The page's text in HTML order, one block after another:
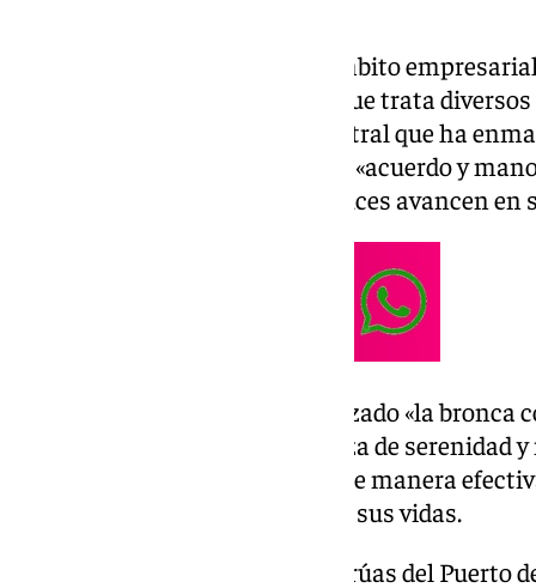
Moreno se ha centrado en el ámbito
de más de ocho minutos en el que trata
En este sentido, el mensaje central que ha
proponer un modelo político de «acuerdo y
para que Andalucía y los andaluces avancen en
El presidente andaluz ha rechazado «la
ha contrapuesto la «vía andaluza de serenidad
servicio público siga sirviendo de manera
ruido y la mentira» se cuelen en sus vidas.
Entre contenedores, buques y grúas del Puerto